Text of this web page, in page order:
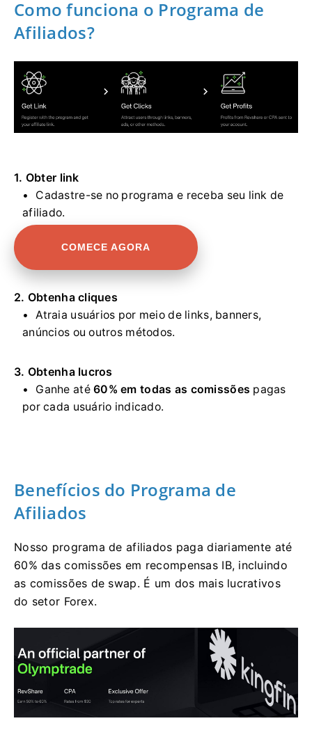
Como funciona o Programa de
Afiliados?
1. Obter link
Cadastre-se no programa e receba seu link de
afiliado.
COMECE AGORA
2. Obtenha cliques
Atraia usuários por meio de links, banners,
anúncios ou outros métodos.
3. Obtenha lucros
Ganhe até60% em todas as comissões pagas
por cada usuário indicado.
Benefícios do Programa de
Afiliados
Nosso programa de afiliados paga diariamente até
60% das comissões em recompensas IB, incluindo
as comissões de swap. É um dos mais lucrativos
do setor Forex.